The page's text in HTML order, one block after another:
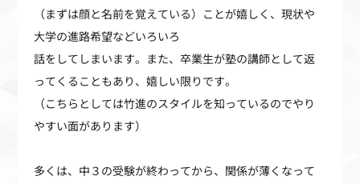
（まずは顔と名前を覚えている）ことが嬉しく、現状や
大学の進路希望などいろいろ
話をしてしまいます。また、卒業生が塾の講師として返
ってくることもあり、嬉しい限りです。
（こちらとしては竹進のスタイルを知っているのでやり
やすい面があります）
多くは、中３の受験が終わってから、関係が薄くなって